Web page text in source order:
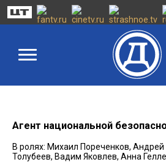
Агент национальной
В ролях: Михаил Пореченков,
Толубеев, Вадим Яковлев, Анна